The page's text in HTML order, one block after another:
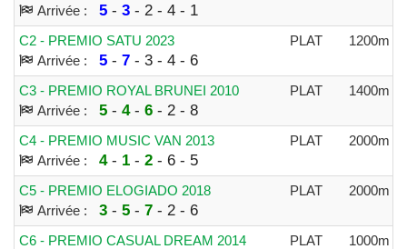
Arrivée :
5- 3- 2 - 4 - 1
C2 - PREMIO SATU 2023
Arrivée :
5- 7- 3 - 4 - 6
PLAT 1200m
C3 - PREMIO ROYAL BRUNEI 2010
Arrivée :
5- 4- 6- 2 - 8
PLAT 1400m
C4 - PREMIO MUSIC VAN 2013
Arrivée :
4- 1 - 2- 6 - 5
PLAT 2000m
C5 - PREMIO ELOGIADO 2018
Arrivée :
3- 5- 7- 2 - 6
PLAT 2000m
C6 - PREMIO CASUAL DREAM 2014
PLAT 1000m